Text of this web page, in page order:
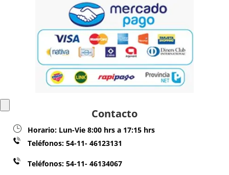
Contacto
Horario: Lun-Vie 8:00 hrs a 17:15 hrs
Teléfonos: 54-11- 46123131
Teléfonos: 54-11- 46134067